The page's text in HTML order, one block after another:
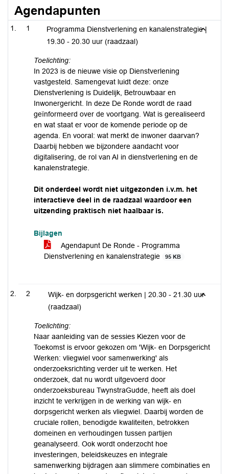
Agendapunten
1
Programma Dienstverlening en kanalenstrategie |
19.30 - 20.30 uur (raadzaal)
Toelichting:
In 2023 is de nieuwe visie op Dienstverlening
vastgesteld. Samengevat luidt deze: onze
Dienstverlening is Duidelijk, Betrouwbaar en
Inwonergericht. In deze De Ronde wordt de raad
geïnformeerd over de voortgang. Wat is gerealiseerd
en wat staat er voor de komende periode op de
agenda. En vooral: wat merkt de inwoner daarvan?
Daarbij hebben we bijzondere aandacht voor
digitalisering, de rol van AI in dienstverlening en de
kanalenstrategie.
Dit onderdeel wordt niet uitgezonden i.v.m. het
interactieve deel in de raadzaal waardoor een
uitzending praktisch niet haalbaar is.
Bijlagen
Agendapunt De Ronde - Programma
Dienstverlening en kanalenstrategie
95 KB
2
Wijk- en dorpsgericht werken | 20.30 - 21.30 uur
(raadzaal)
Toelichting:
Naar aanleiding van de sessies Kiezen voor de
Toekomst is ervoor gekozen om 'Wijk- en Dorpsgericht
Werken: vliegwiel voor samenwerking' als
onderzoeksrichting verder uit te werken. Het
onderzoek, dat nu wordt uitgevoerd door
onderzoeksbureau TwynstraGudde, heeft als doel
inzicht te verkrijgen in de werking van wijk- en
dorpsgericht werken als vliegwiel. Daarbij worden de
cruciale rollen, benodigde kwaliteiten, betrokken
domeinen en verhoudingen tussen partijen
geanalyseerd. Ook wordt onderzocht hoe
investeringen, beleidskeuzes en integrale
samenwerking bijdragen aan slimmere combinaties en